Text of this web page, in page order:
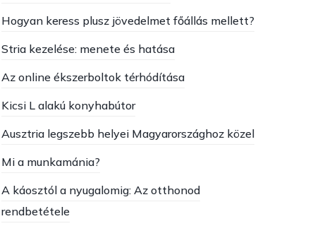
Hogyan keress plusz jövedelmet főállás mellett?
Stria kezelése: menete és hatása
Az online ékszerboltok térhódítása
Kicsi L alakú konyhabútor
Ausztria legszebb helyei Magyarországhoz közel
Mi a munkamánia?
A káosztól a nyugalomig: Az otthonod
rendbetétele